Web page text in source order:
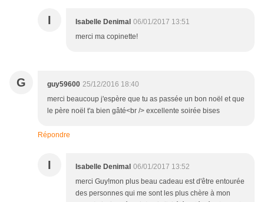
I Isabelle Denimal 06/01/2017 13:51
merci ma copinette!
G guy59600 25/12/2016 18:40
merci beaucoup j'espère que tu as passée un bon noël et que
le père noël t'a bien gâté<br /> excellente soirée bises
Répondre
I Isabelle Denimal 06/01/2017 13:52
merci Guy!mon plus beau cadeau est d'être entourée
des personnes qui me sont les plus chère à mon